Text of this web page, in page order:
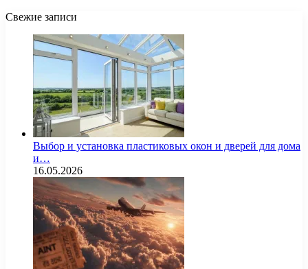
Свежие записи
Выбор и установка пластиковых окон и дверей для дома
и…
16.05.2026